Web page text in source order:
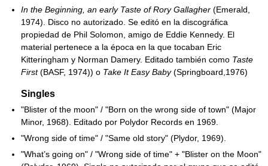
In the Beginning, an early Taste of Rory Gallagher (Emerald,
1974). Disco no autorizado. Se editó en la discográfica
propiedad de Phil Solomon, amigo de Eddie Kennedy. El
material pertenece a la época en la que tocaban Eric
Kitteringham y Norman Damery. Editado también como Taste
First(BASF, 1974)) o Take It Easy Baby(Springboard,1976)
Singles
"Blister of the moon" / "Born on the wrong side of town" (Major
Minor, 1968). Editado por Polydor Records en 1969.
"Wrong side of time" / "Same old story" (Plydor, 1969).
"What’s going on" / "Wrong side of time" + "Blister on the Moon"